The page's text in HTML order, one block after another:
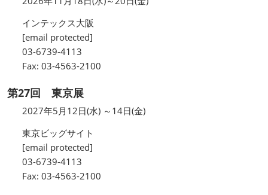
インテックス大阪
[email protected]
03-6739-4113
Fax: 03-4563-2100
第27回 東京展
2027年5月12日(水) ～14日(金)
東京ビッグサイト
[email protected]
03-6739-4113
Fax: 03-4563-2100